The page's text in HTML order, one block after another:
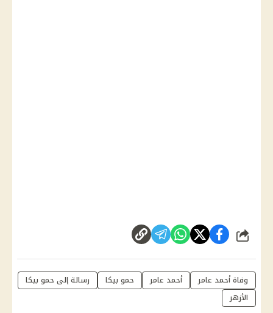
شارك
وفاة أحمد عامر أحمد عامر حمو بيكا
رسالة إلى حمو بيكا
الأزهر